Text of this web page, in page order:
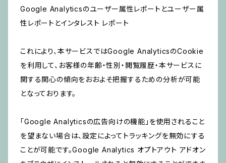
Google Analyticsのユーザー属性レポートとユーザー属
性レポートとインタレスト レポート
これにより、本サービスではGoogle AnalyticsのCookie
を利用して、お客様の年齢・性別・閲覧履歴・本サービスに
関する関心の傾向をおおよそ把握するための分析が可能
となっております。
「Google Analyticsの広告向けの機能」を使用されること
を望まない場合は、設定によってトラッキングを無効にする
ことが可能です。Google Analytics オプトアウト アドオン